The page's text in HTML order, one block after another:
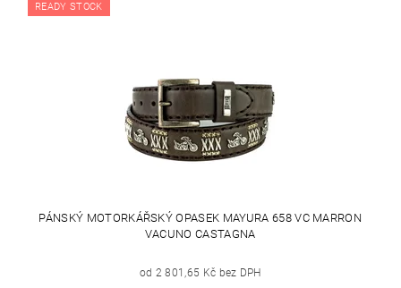
READY STOCK
PÁNSKÝ MOTORKÁŘSKÝ OPASEK MAYURA 658 VC MARRON
VACUNO CASTAGNA
od 2 801,65 Kč bez DPH